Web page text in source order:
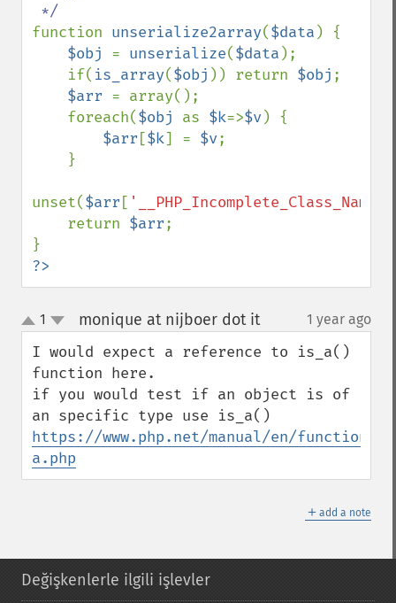
function unserialize2array($data ) {
$obj = unserialize($data );
    if(
is_array($obj )) return $obj ;
$arr = array();
    foreach(
$obj as $k=>$v) {
$arr [$k] = $v;
unset($arr [ '__PHP_Incomplete_Class_Name'
    return
$arr;
?>
up
down
1 monique at nijboer dot it¶ 1 year ago
I would expect a reference to is_a()
function here.
if you would test if an object is of
https://www.php.net/manual/en/
a.php
＋ add a note
Değişkenlerle ilgili işlevler